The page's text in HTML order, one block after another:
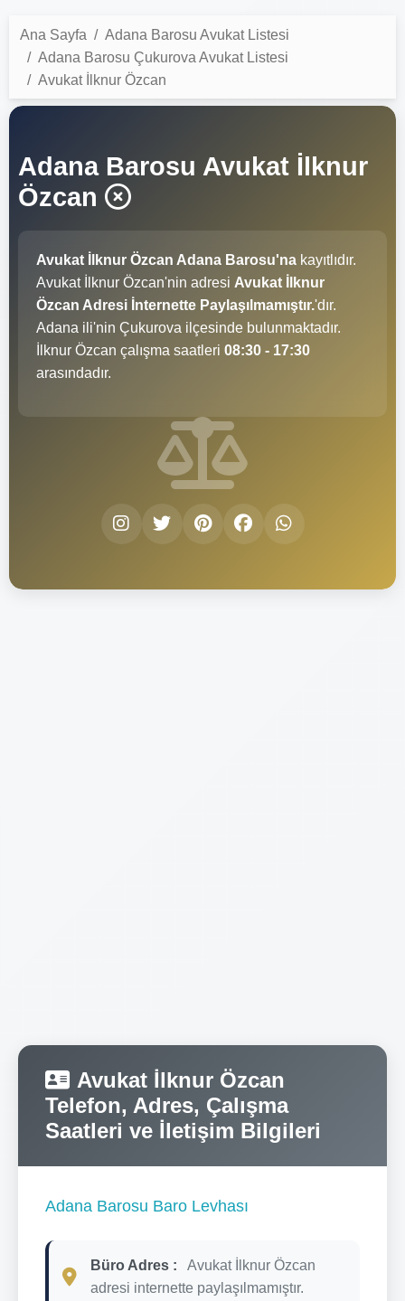
Ana Sayfa
Adana Barosu Avukat Listesi
Adana Barosu Çukurova Avukat Listesi
Avukat İlknur Özcan
Adana Barosu Avukat İlknur
Özcan
Avukat İlknur Özcan Adana Barosu'na kayıtlıdır.
Avukat İlknur Özcan'nin adresi Avukat İlknur
Özcan Adresi İnternette Paylaşılmamıştır.'dır.
Adana ili'nin Çukurova ilçesinde bulunmaktadır.
İlknur Özcan çalışma saatleri 08:30 - 17:30
arasındadır.
Avukat İlknur Özcan
Telefon, Adres, Çalışma
Saatleri ve İletişim Bilgileri
Adana Barosu Baro Levhası
Büro Adres :
Avukat İlknur Özcan
adresi internette paylaşılmamıştır.